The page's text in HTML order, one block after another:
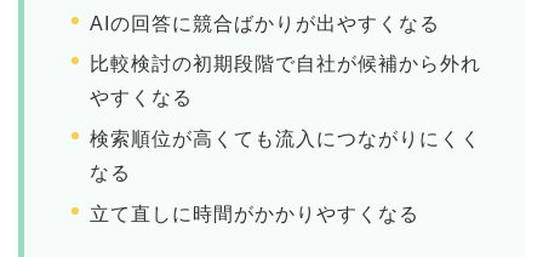
AIの回答に競合ばかりが出やすくなる
比較検討の初期段階で自社が候補から外れ
やすくなる
検索順位が高くても流入につながりにくく
なる
立て直しに時間がかかりやすくなる